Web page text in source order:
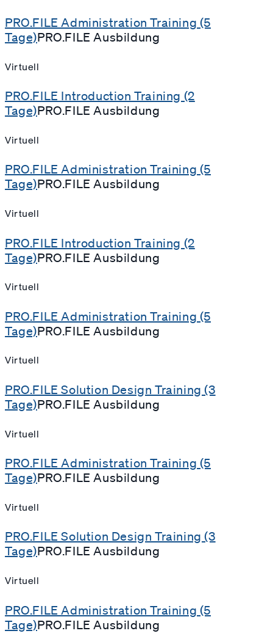
PRO.FILE Administration Training (5
Tage)PRO.FILE Ausbildung
Virtuell
PRO.FILE Introduction Training (2
Tage)PRO.FILE Ausbildung
Virtuell
PRO.FILE Administration Training (5
Tage)PRO.FILE Ausbildung
Virtuell
PRO.FILE Introduction Training (2
Tage)PRO.FILE Ausbildung
Virtuell
PRO.FILE Administration Training (5
Tage)PRO.FILE Ausbildung
Virtuell
PRO.FILE Solution Design Training (3
Tage)PRO.FILE Ausbildung
Virtuell
PRO.FILE Administration Training (5
Tage)PRO.FILE Ausbildung
Virtuell
PRO.FILE Solution Design Training (3
Tage)PRO.FILE Ausbildung
Virtuell
PRO.FILE Administration Training (5
Tage)PRO.FILE Ausbildung